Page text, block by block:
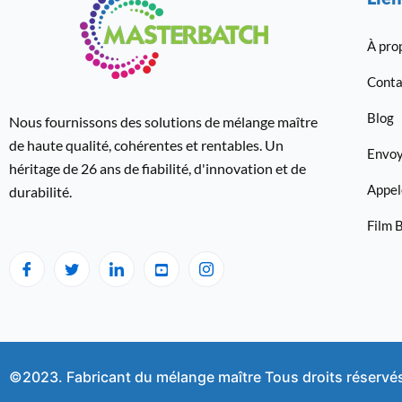
Nous fournissons des solutions de mélange maître
de haute qualité, cohérentes et rentables. Un
héritage de 26 ans de fiabilité, d'innovation et de
durabilité.
À
Blog
Film
©2023. Fabricant du mélange maître Tous droits